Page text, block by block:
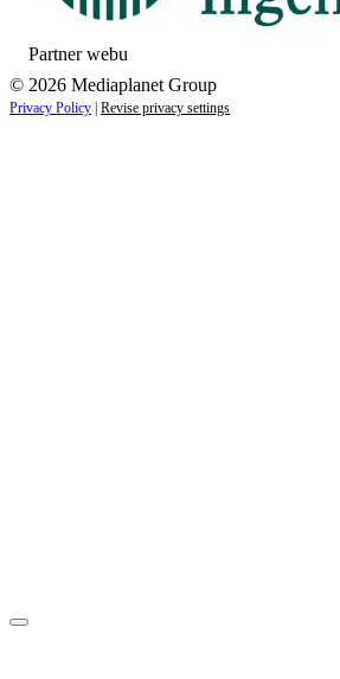
Partner webu
© 2026 Mediaplanet Group
Privacy Policy | Revise privacy settings